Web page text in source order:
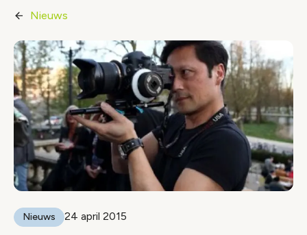
Nieuws
Nieuws 24 april 2015